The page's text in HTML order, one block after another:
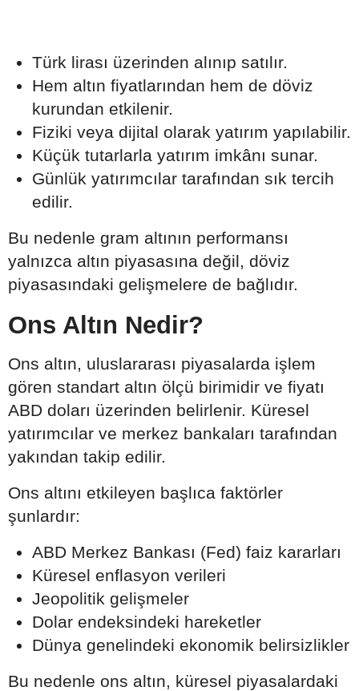
Türk lirası üzerinden alınıp satılır.
Hem altın fiyatlarından hem de döviz
kurundan etkilenir.
Fiziki veya dijital olarak yatırım yapılabilir.
Küçük tutarlarla yatırım imkânı sunar.
Günlük yatırımcılar tarafından sık tercih
edilir.
Bu nedenle gram altının performansı
yalnızca altın piyasasına değil, döviz
piyasasındaki gelişmelere de bağlıdır.
Ons Altın Nedir?
Ons altın, uluslararası piyasalarda işlem
gören standart altın ölçü birimidir ve fiyatı
ABD doları üzerinden belirlenir. Küresel
yatırımcılar ve merkez bankaları tarafından
yakından takip edilir.
Ons altını etkileyen başlıca faktörler
şunlardır:
ABD Merkez Bankası (Fed) faiz kararları
Küresel enflasyon verileri
Jeopolitik gelişmeler
Dolar endeksindeki hareketler
Dünya genelindeki ekonomik belirsizlikler
Bu nedenle ons altın, küresel piyasalardaki